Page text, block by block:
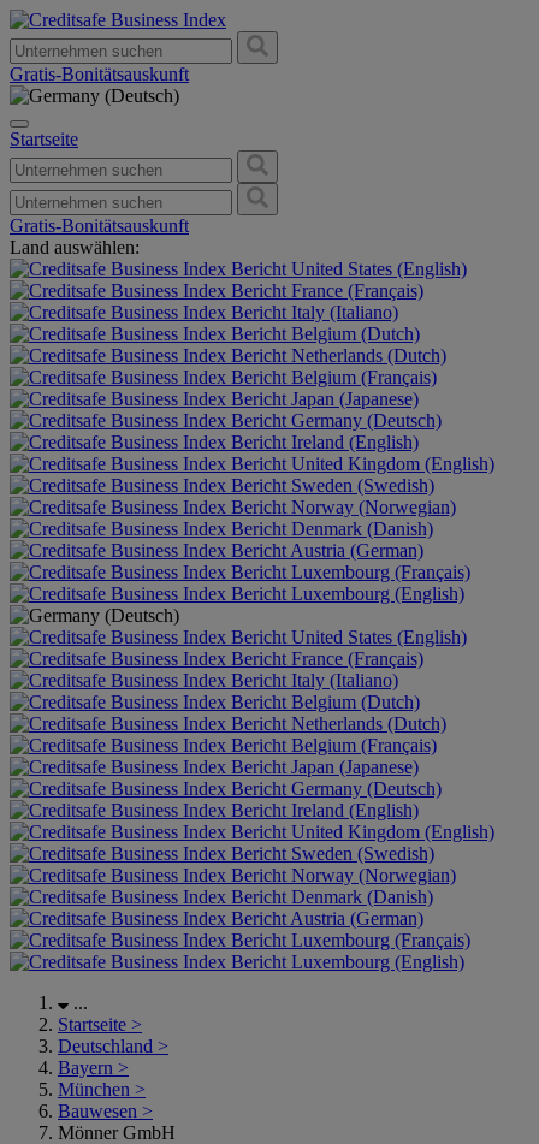
Gratis-Bonitätsauskunft
Startseite
Gratis-Bonitätsauskunft
Land auswählen:
United States (English)
France (Français)
Italy (Italiano)
Belgium (Dutch)
Netherlands (Dutch)
Belgium (Français)
Japan (Japanese)
Germany (Deutsch)
Ireland (English)
United Kingdom (English)
Sweden (Swedish)
Norway (Norwegian)
Denmark (Danish)
Austria (German)
Luxembourg (Français)
Luxembourg (English)
United States (English)
France (Français)
Italy (Italiano)
Belgium (Dutch)
Netherlands (Dutch)
Belgium (Français)
Japan (Japanese)
Germany (Deutsch)
Ireland (English)
United Kingdom (English)
Sweden (Swedish)
Norway (Norwegian)
Denmark (Danish)
Austria (German)
Luxembourg (Français)
Luxembourg (English)
...
Startseite >
Deutschland >
Bayern >
München >
Bauwesen >
Mönner GmbH